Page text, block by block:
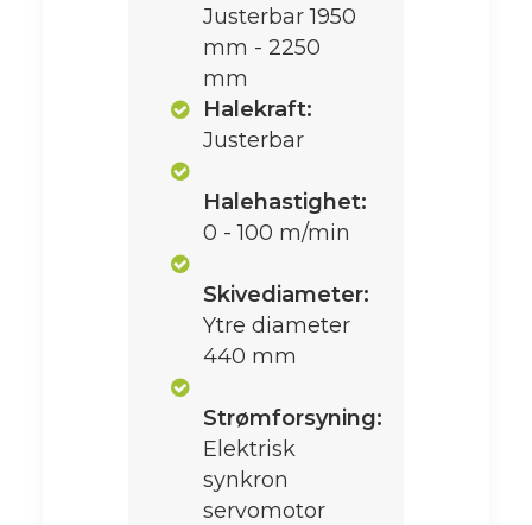
Justerbar 1950
mm - 2250
mm
Halekraft:
Justerbar
Halehastighet:
0 - 100 m/min
Skivediameter:
Ytre diameter
440 mm
Strømforsyning:
Elektrisk
synkron
servomotor